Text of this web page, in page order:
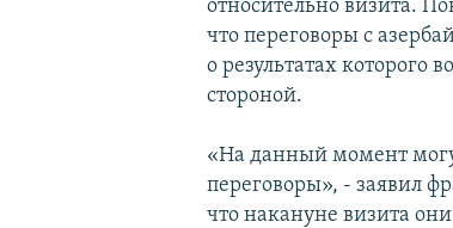
относительно визита.
что переговоры с
о результатах которого
стороной.
«На данный момент
переговоры», - заявил
что накануне визита